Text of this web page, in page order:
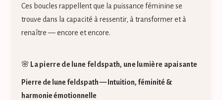
Ces boucles rappellent que la puissance féminine se
trouve dans la capacité à ressentir, à transformer et à
renaître — encore et encore.
🌸 La pierre de lune feldspath, une lumière apaisante
Pierre de lune feldspath — Intuition, féminité &
harmonie émotionnelle